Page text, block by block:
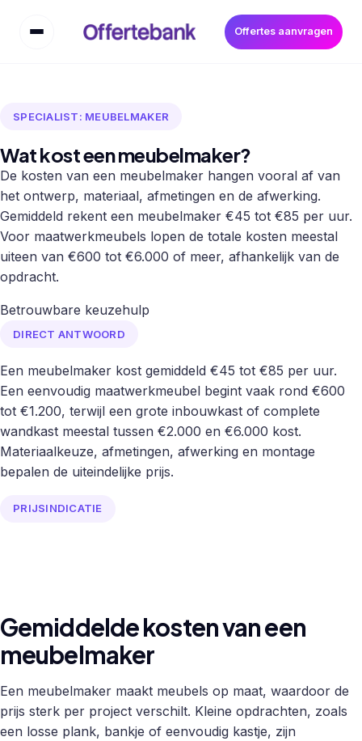
Offertes aanvragen
SPECIALIST: MEUBELMAKER
Wat kost een meubelmaker?
De kosten van een meubelmaker hangen vooral af van
het ontwerp, materiaal, afmetingen en de afwerking.
Gemiddeld rekent een meubelmaker €45 tot €85 per uur.
Voor maatwerkmeubels lopen de totale kosten meestal
uiteen van €600 tot €6.000 of meer, afhankelijk van de
opdracht.
Betrouwbare keuzehulp
DIRECT ANTWOORD
Een meubelmaker kost gemiddeld €45 tot €85 per uur.
Een eenvoudig maatwerkmeubel begint vaak rond €600
tot €1.200, terwijl een grote inbouwkast of complete
wandkast meestal tussen €2.000 en €6.000 kost.
Materiaalkeuze, afmetingen, afwerking en montage
bepalen de uiteindelijke prijs.
PRIJSINDICATIE
Gemiddelde kosten van een
meubelmaker
Een meubelmaker maakt meubels op maat, waardoor de
prijs sterk per project verschilt. Kleine opdrachten, zoals
een losse plank, bankje of eenvoudig kastje, zijn